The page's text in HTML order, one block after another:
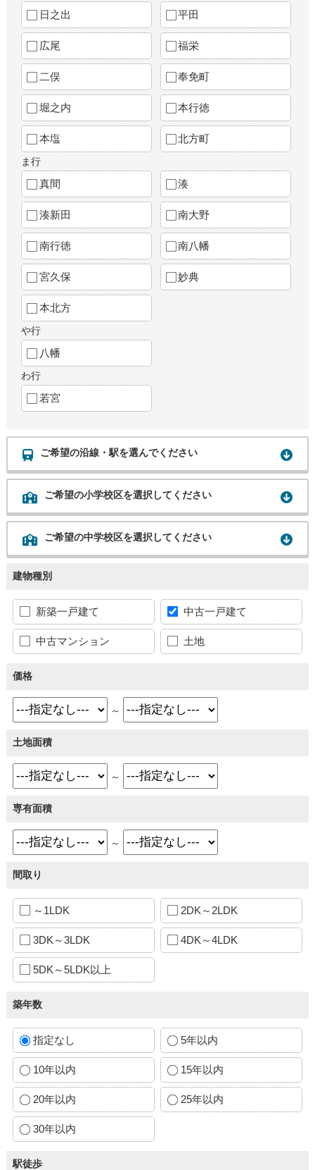
日之出 平田
広尾 福栄
二俣 奉免町
堀之内 本行徳
本塩 北方町
ま行
真間 湊
湊新田 南大野
南行徳 南八幡
宮久保 妙典
本北方
や行
八幡
わ行
若宮
ご希望の沿線・駅を選んでください
ご希望の小学校区を選択してください
ご希望の中学校区を選択してください
建物種別
新築一戸建て 中古一戸建て
中古マンション 土地
価格
～
土地面積
～
専有面積
～
間取り
～1LDK 2DK～2LDK
3DK～3LDK 4DK～4LDK
5DK～5LDK以上
築年数
指定なし 5年以内
10年以内 15年以内
20年以内 25年以内
30年以内
駅徒歩